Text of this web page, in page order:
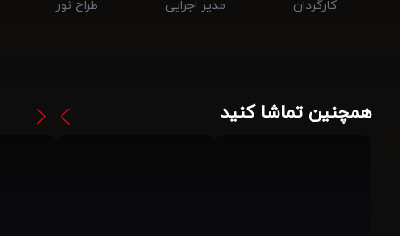
کارگردان مدیر اجرایی طراح نور
همچنین تماشا کنید